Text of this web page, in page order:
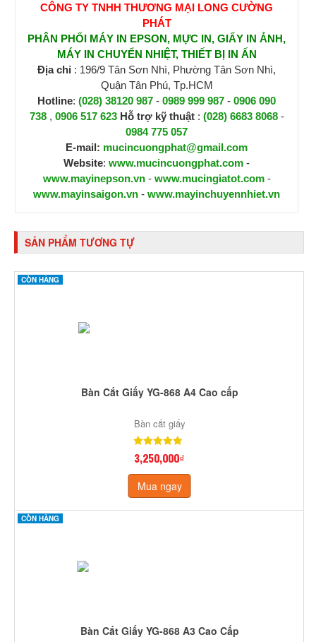
CÔNG TY TNHH THƯƠNG MẠI LONG CƯỜNG
PHÁT
PHÂN PHỐI MÁY IN EPSON, MỰC IN, GIẤY IN ẢNH,
MÁY IN CHUYỂN NHIỆT, THIẾT BỊ IN ẤN
Địa chỉ : 196/9 Tân Sơn Nhì, Phường Tân Sơn Nhì,
Quận Tân Phú, Tp.HCM
Hotline: (028) 38120 987 - 0989 999 987 - 0906 090
738, 0906 517 623 Hỗ trợ kỹ thuật : (028) 6683 8068-
0984 775 057
E-mail: mucincuongphat@gmail.com
Website: www.mucincuongphat.com -
www.mayinepson.vn- www.mucingiatot.com-
www.mayinsaigon.vn - www.mayinchuyennhiet.vn
SẢN PHẨM TƯƠNG TỰ
CÒN HÀNG
Bàn Cắt Giấy YG-868 A4 Cao cấp
Bàn cắt giấy
3,250,000₫
Mua ngay
CÒN HÀNG
Bàn Cắt Giấy YG-868 A3 Cao Cấp